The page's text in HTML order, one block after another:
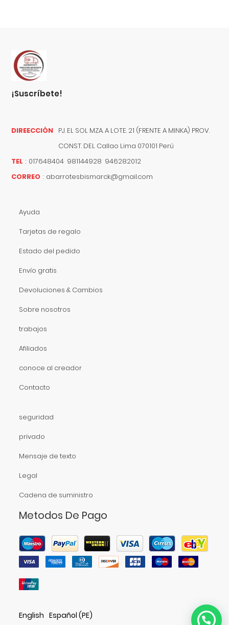
¡suscríbete!
DIREECCIÓN PJ. EL SOL MZA. A LOTE. 21 (FRENTE A MINKA) PROV.
CONST. DEL Callao Lima 070101 Perú
TEL : 017648404 981144928 946282012
CORREO : abarrotesbismarck@gmail.com
Ayuda
Tarjetas de regalo
Estado del pedido
Envío gratis
Devoluciones & Cambios
Sobre nosotros
trabajos
Afiliados
conoce al creador
Contacto
seguridad
privado
Mensaje de texto
Legal
Cadena de suministro
Metodos De Pago
English Español (PE)